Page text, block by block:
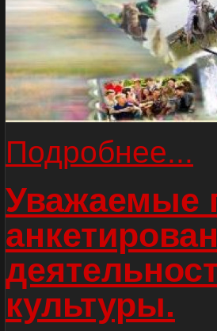
Подробнее...
Уважаемые
культуры.